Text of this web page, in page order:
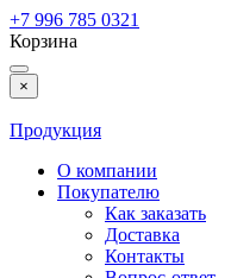
+7 996 785 0321
Корзина
×
Продукция
О компании
Покупателю
Как заказать
Доставка
Контакты